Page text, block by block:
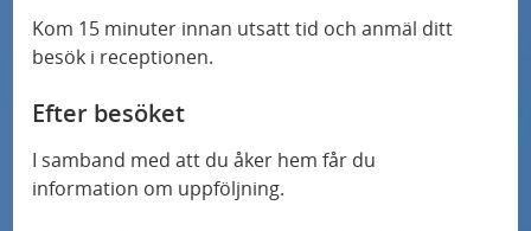
Kom 15 minuter innan utsatt tid och anmäl ditt
besök i receptionen.
Efter besöket
I samband med att du åker hem får du
information om uppföljning.